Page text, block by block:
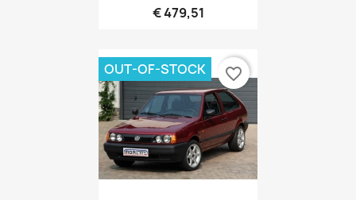
€ 479,51
OUT-OF-STOCK favorite_border